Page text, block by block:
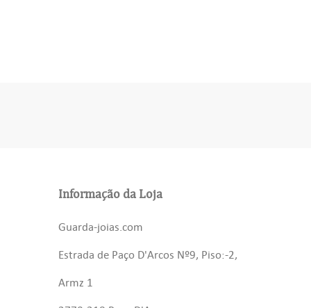
Informação da Loja
Guarda-joias.com
Estrada de Paço D'Arcos Nº9, Piso:-2,
Armz 1